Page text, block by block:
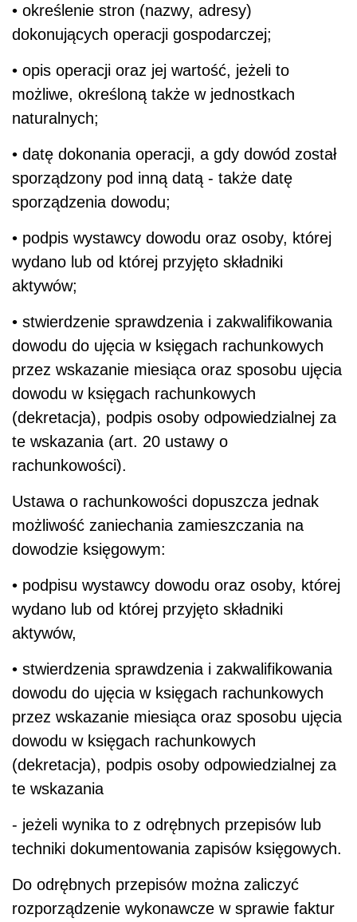
• określenie stron (nazwy, adresy)
dokonujących operacji gospodarczej;
• opis operacji oraz jej wartość, jeżeli to
możliwe, określoną także w jednostkach
naturalnych;
• datę dokonania operacji, a gdy dowód został
sporządzony pod inną datą - także datę
sporządzenia dowodu;
• podpis wystawcy dowodu oraz osoby, której
wydano lub od której przyjęto składniki
aktywów;
• stwierdzenie sprawdzenia i zakwalifikowania
dowodu do ujęcia w księgach rachunkowych
przez wskazanie miesiąca oraz sposobu ujęcia
dowodu w księgach rachunkowych
(dekretacja), podpis osoby odpowiedzialnej za
te wskazania (art. 20 ustawy o
rachunkowości).
Ustawa o rachunkowości dopuszcza jednak
możliwość zaniechania zamieszczania na
dowodzie księgowym:
• podpisu wystawcy dowodu oraz osoby, której
wydano lub od której przyjęto składniki
aktywów,
• stwierdzenia sprawdzenia i zakwalifikowania
dowodu do ujęcia w księgach rachunkowych
przez wskazanie miesiąca oraz sposobu ujęcia
dowodu w księgach rachunkowych
(dekretacja), podpis osoby odpowiedzialnej za
te wskazania
- jeżeli wynika to z odrębnych przepisów lub
techniki dokumentowania zapisów księgowych.
Do odrębnych przepisów można zaliczyć
rozporządzenie wykonawcze w sprawie faktur